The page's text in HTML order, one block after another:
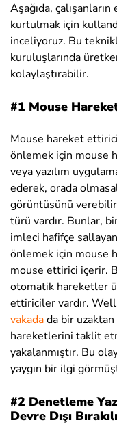
Aşağıda,
kurtulmak için
inceliyoruz. Bu
kuruluşlarında
kolaylaştırabilir.
#1 Mouse
Mouse hareket
önlemek için mouse
veya yazılım
ederek, orada
görüntüsünü
türü vardır. Bunlar,
imleci hafifçe
önlemek için mouse
mouse ettirici içerir.
otomatik hareketler
ettiriciler vardır.
vakadada bir
hareketlerini taklit
yakalanmıştır. Bu
yaygın bir ilgi
#2 Denetleme
Devre Dışı